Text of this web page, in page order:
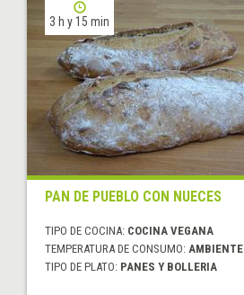
3 h y 15 min
PAN DE PUEBLO CON NUECES
TIPO DE COCINA: COCINA VEGANA
TEMPERATURA DE CONSUMO: AMBIENTE
TIPO DE PLATO: PANES Y BOLLERIA